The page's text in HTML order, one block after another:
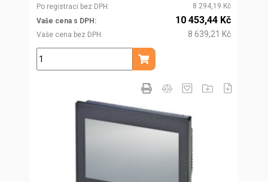
Po registraci bez DPH
8 294,19 Kč
Vaše cena s DPH
Vaše cena bez DPH
10 453,44 Kč
8 639,21 Kč
ks
Přidat do košíku